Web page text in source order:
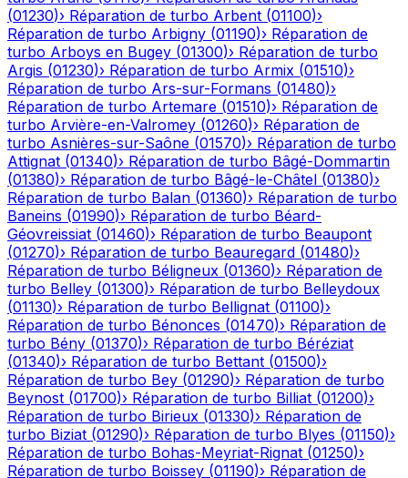
(01230)› Réparation de turbo Arbent (01100)›
Réparation de turbo Arbigny (01190)› Réparation de
turbo Arboys en Bugey (01300)› Réparation de turbo
Argis (01230)› Réparation de turbo Armix (01510)›
Réparation de turbo Ars-sur-Formans (01480)›
Réparation de turbo Artemare (01510)› Réparation de
turbo Arvière-en-Valromey (01260)› Réparation de
turbo Asnières-sur-Saône (01570)› Réparation de turbo
Attignat (01340)› Réparation de turbo Bâgé-Dommartin
(01380)› Réparation de turbo Bâgé-le-Châtel (01380)›
Réparation de turbo Balan (01360)› Réparation de turbo
Baneins (01990)› Réparation de turbo Béard-
Géovreissiat (01460)› Réparation de turbo Beaupont
(01270)› Réparation de turbo Beauregard (01480)›
Réparation de turbo Béligneux (01360)› Réparation de
turbo Belley (01300)› Réparation de turbo Belleydoux
(01130)› Réparation de turbo Bellignat (01100)›
Réparation de turbo Bénonces (01470)› Réparation de
turbo Bény (01370)› Réparation de turbo Béréziat
(01340)› Réparation de turbo Bettant (01500)›
Réparation de turbo Bey (01290)› Réparation de turbo
Beynost (01700)› Réparation de turbo Billiat (01200)›
Réparation de turbo Birieux (01330)› Réparation de
turbo Biziat (01290)› Réparation de turbo Blyes (01150)›
Réparation de turbo Bohas-Meyriat-Rignat (01250)›
Réparation de turbo Boissey (01190)› Réparation de